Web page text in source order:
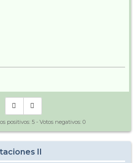
positivos: 5 - Votos negativos: 0
II